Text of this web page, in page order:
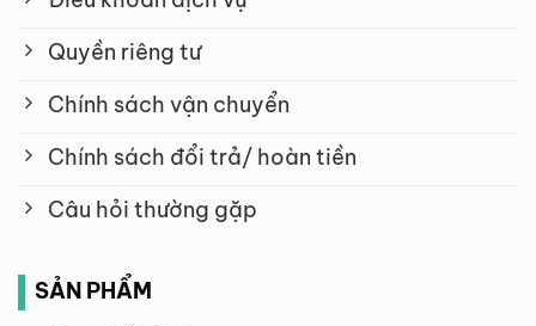
Quyền riêng tư
Chính sách vận chuyển
Chính sách đổi trả/ hoàn tiền
Câu hỏi thường gặp
SẢN PHẨM